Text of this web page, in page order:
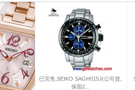
已完售,SEIKO SAGH015J(公司貨,
保固2...